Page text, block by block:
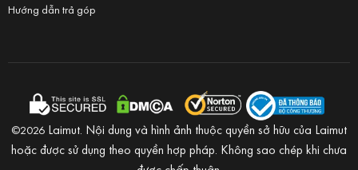
Hướng dẫn trả góp
©2026 Laimut. Nội dung và hình ảnh thuộc quyền sở hữu của Laimut
hoặc được sử dụng theo quyền hợp pháp. Không sao chép khi chưa